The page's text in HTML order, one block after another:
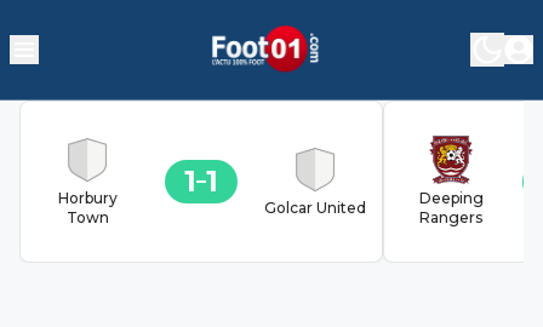
Horbury
Town
1 1
Golcar United
Deeping
Rangers